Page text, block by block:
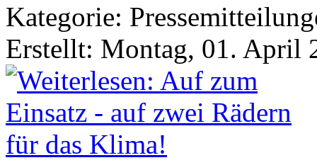
Kategorie:
Erstellt: Montag, 01. April